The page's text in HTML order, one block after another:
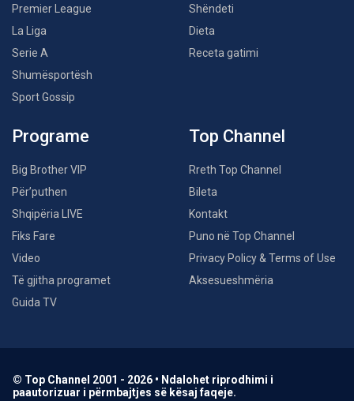
Premier League
La Liga
Serie A
Shumësportësh
Sport Gossip
Shëndeti
Dieta
Receta gatimi
Programe
Big Brother VIP
Për’puthen
Shqipëria LIVE
Fiks Fare
Video
Të gjitha programet
Guida TV
Top Channel
Rreth Top Channel
Bileta
Kontakt
Puno në Top Channel
Privacy Policy & Terms of Use
Aksesueshmëria
© Top Channel 2001 - 2026 • Ndalohet riprodhimi i
paautorizuar i përmbajtjes së kësaj faqeje.